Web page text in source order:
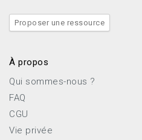
Proposer une ressource
À propos
Qui sommes-nous ?
FAQ
CGU
Vie privée